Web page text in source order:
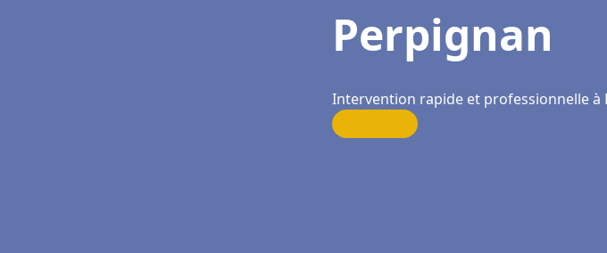
Perpignan
Intervention rapide et professionnelle à